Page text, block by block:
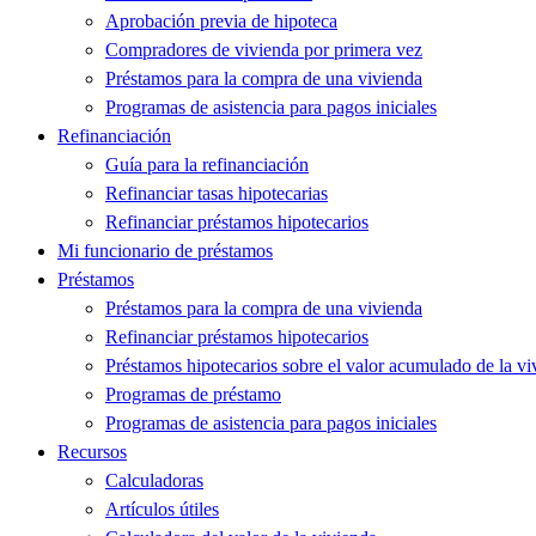
Aprobación previa de hipoteca
Compradores de vivienda por primera vez
Préstamos para la compra de una vivienda
Programas de asistencia para pagos iniciales
Refinanciación
Guía para la refinanciación
Refinanciar tasas hipotecarias
Refinanciar préstamos hipotecarios
Mi funcionario de préstamos
Préstamos
Préstamos para la compra de una vivienda
Refinanciar préstamos hipotecarios
Préstamos hipotecarios sobre el valor acumulado de la
Programas de préstamo
Programas de asistencia para pagos iniciales
Recursos
Calculadoras
Artículos útiles